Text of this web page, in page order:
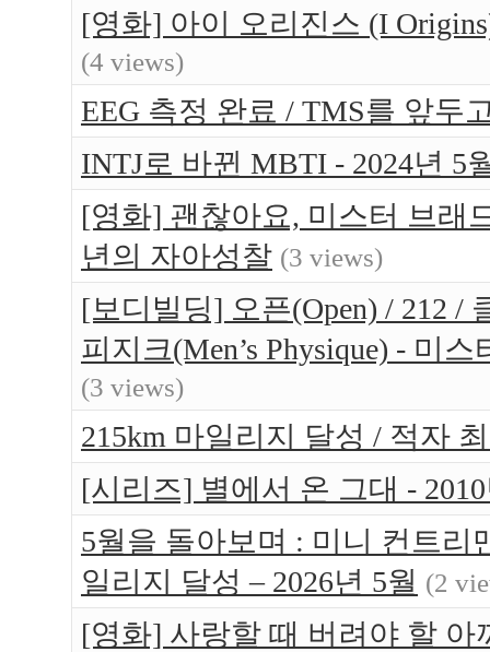
[영화] 아이 오리진스 (I
(4 views)
EEG 측정 완료 / TMS를 앞두
INTJ로 바뀐 MBTI - 2024년 5
[영화] 괜찮아요, 미스터 브래
년의 자아성찰 (3 views)
[보디빌딩] 오픈(Open) / 212 /
피지크(Men’s Physique) - 미
(3 views)
215km 마일리지 달성 / 적자
[시리즈] 별에서 온 그대 -
5월을 돌아보며 : 미니 컨트리
일리지 달성 – 2026년 5월 (2
[영화] 사랑할 때 버려야 할 아